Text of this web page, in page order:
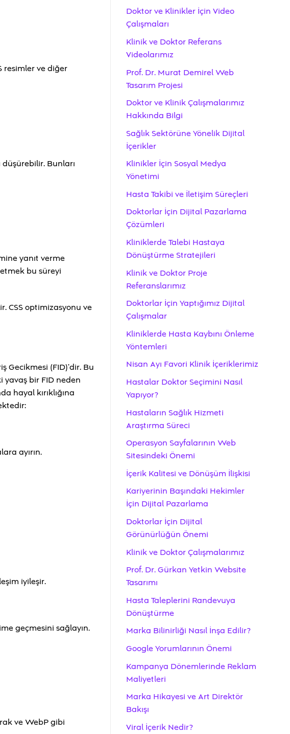
resimler ve diğer
Bunları
yanıt verme
bu süreyi
CSS optimizasyonu ve
Gecikmesi (FID)’dir. Bu
yavaş bir FID neden
hayal kırıklığına
ayırın.
iyileşir.
geçmesini sağlayın.
ve WebP gibi
Doktor ve Klinikler İçin Video
Çalışmaları
Klinik ve Doktor Referans
Videolarımız
Prof. Dr. Murat Demirel Web
Tasarım Projesi
Doktor ve Klinik Çalışmalarımız
Hakkında Bilgi
Sağlık Sektörüne Yönelik Dijital
İçerikler
Klinikler İçin Sosyal Medya
Yönetimi
Hasta Takibi ve İletişim Süreçleri
Doktorlar İçin Dijital Pazarlama
Çözümleri
Kliniklerde Talebi Hastaya
Dönüştürme Stratejileri
Klinik ve Doktor Proje
Referanslarımız
Doktorlar İçin Yaptığımız Dijital
Çalışmalar
Kliniklerde Hasta Kaybını Önleme
Yöntemleri
Nisan Ayı Favori Klinik İçeriklerimiz
Hastalar Doktor Seçimini Nasıl
Yapıyor?
Hastaların Sağlık Hizmeti
Araştırma Süreci
Operasyon Sayfalarının Web
Sitesindeki Önemi
İçerik Kalitesi ve Dönüşüm İlişkisi
Kariyerinin Başındaki Hekimler
İçin Dijital Pazarlama
Doktorlar İçin Dijital
Görünürlüğün Önemi
Klinik ve Doktor Çalışmalarımız
Prof. Dr. Gürkan Yetkin Website
Tasarımı
Hasta Taleplerini Randevuya
Dönüştürme
Marka Bilinirliği Nasıl İnşa Edilir?
Google Yorumlarının Önemi
Kampanya Dönemlerinde Reklam
Maliyetleri
Marka Hikayesi ve Art Direktör
Bakışı
Viral İçerik Nedir?